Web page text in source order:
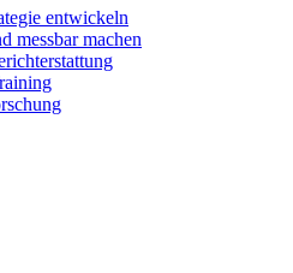
entwickeln
messbar machen